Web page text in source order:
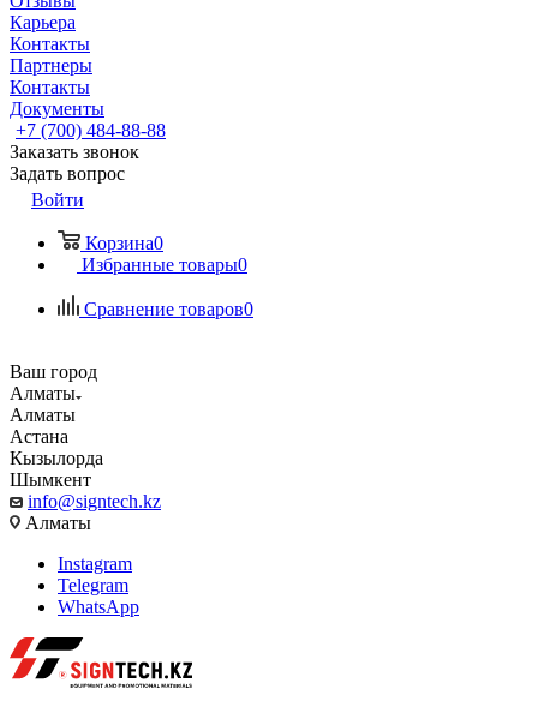
Карьера
Контакты
Партнеры
Контакты
Документы
+7 (700) 484-88-88
Заказать звонок
Задать вопрос
Войти
Корзина0
Избранные товары0
Сравнение товаров0
Ваш город
Алматы
Алматы
Астана
Кызылорда
Шымкент
info@signtech.kz
Алматы
Instagram
Telegram
WhatsApp